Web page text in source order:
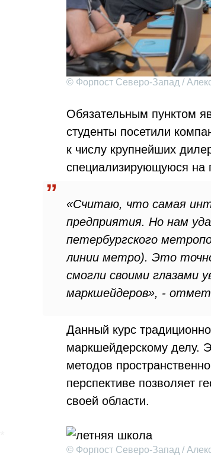
© Форпост Северо-Запад /
Обязательным пунктом
студенты посетили
к числу крупнейших
специализирующуюся на
«Считаю, что самая
предприятия. Но нам
петербургского
линии метро). Это
смогли своими глазами
маркшейдеров», -
Данный курс
маркшейдерскому делу.
методов
перспективе позволяет
своей области.
© Форпост Северо-Запад /